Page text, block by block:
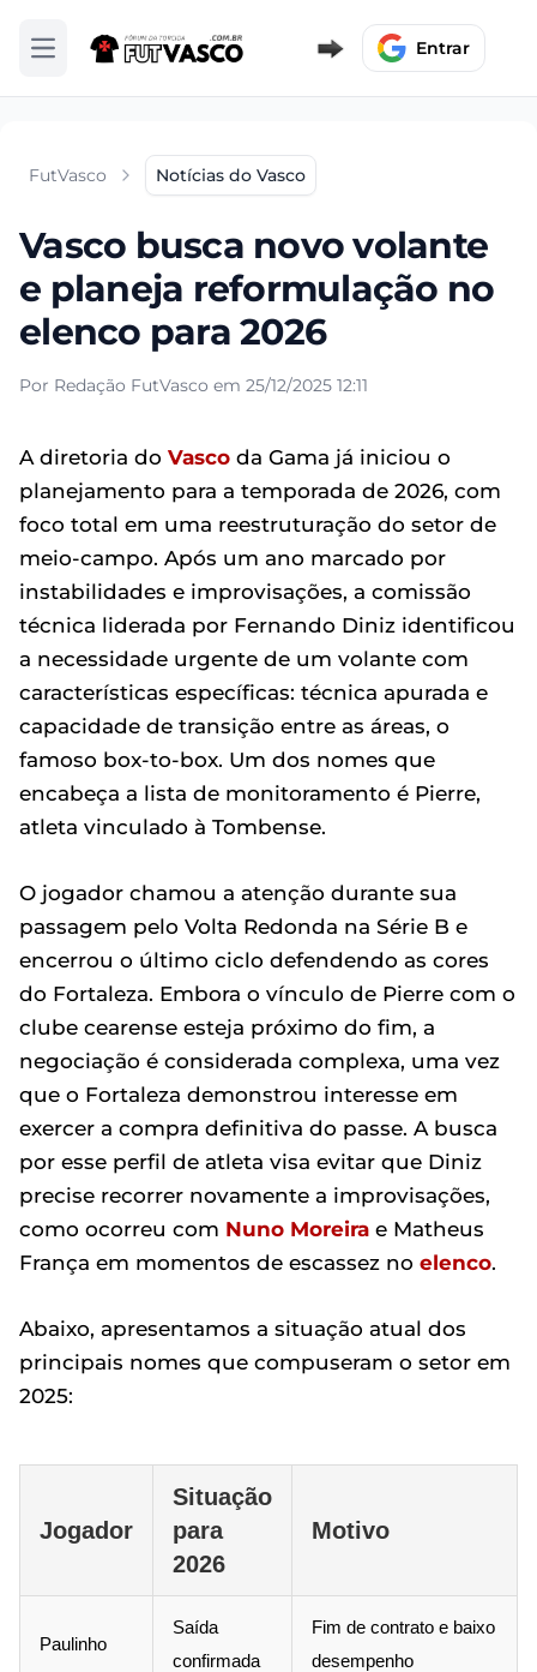
Abrir menu Entrar
FutVasco Notícias do Vasco
Vasco busca novo volante
e planeja reformulação no
elenco para 2026
Por Redação FutVasco em 25/12/2025 12:11
A diretoria do Vasco da Gama já iniciou o
planejamento para a temporada de 2026, com
foco total em uma reestruturação do setor de
meio-campo. Após um ano marcado por
instabilidades e improvisações, a comissão
técnica liderada por Fernando Diniz identificou
a necessidade urgente de um volante com
características específicas: técnica apurada e
capacidade de transição entre as áreas, o
famoso box-to-box. Um dos nomes que
encabeça a lista de monitoramento é Pierre,
atleta vinculado à Tombense.
O jogador chamou a atenção durante sua
passagem pelo Volta Redonda na Série B e
encerrou o último ciclo defendendo as cores
do Fortaleza. Embora o vínculo de Pierre com o
clube cearense esteja próximo do fim, a
negociação é considerada complexa, uma vez
que o Fortaleza demonstrou interesse em
exercer a compra definitiva do passe. A busca
por esse perfil de atleta visa evitar que Diniz
precise recorrer novamente a improvisações,
como ocorreu com Nuno Moreira e Matheus
França em momentos de escassez no elenco.
Abaixo, apresentamos a situação atual dos
principais nomes que compuseram o setor em
2025:
Jogador
Situação
para
2026
Motivo
Paulinho
Saída
confirmada
Fim de contrato e baixo
desempenho